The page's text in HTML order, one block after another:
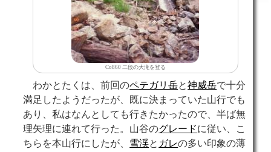
Co860 二段の大滝を登る
わかとたくは、前回のペテガリ岳と神威岳で十分
満足したようだったが、既に決まっていた山行でも
あり、私はなんとしても行きたかったので、半ば無
理矢理に連れて行った。山谷のグレードに従い、こ
ちらを本山行にしたが、 雪渓と ガレの多い印象の薄